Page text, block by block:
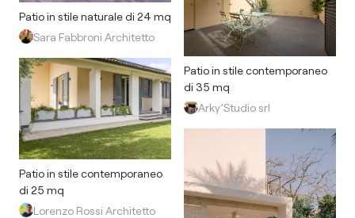
Patio in stile naturale di 24 mq
Sara Fabbroni Architetto
Patio in stile contemporaneo
di 25 mq
Lorenzo Rossi Architetto
Patio in stile contemporaneo
di 35 mq
Arky’Studio srl